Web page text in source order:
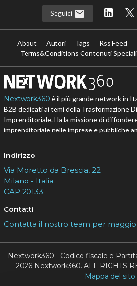
Seguici
About Autori Tags Rss Feed
Terms&Conditions Contenuti
Nextwork360 è il più grande network in
B2B dedicati ai temi della Trasformazione
Imprenditoriale. Ha la missione di
imprenditoriale nelle imprese e pubbliche
Indirizzo
Via Moretto da Brescia, 22
Milano - Italia
CAP 20133
Contatti
Contatta il nostro team per
Nextwork360 - Codice fiscale e
2026 Nextwork360. ALL RIGHTS
Mappa del sito